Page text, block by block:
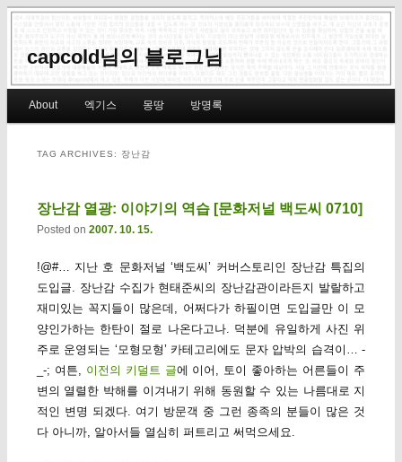
capcold님의 블로그님
Skip to primary content
Skip to secondary content
About 엑기스 몽땅 방명록
TAG ARCHIVES: 장난감
장난감 열광: 이야기의 역습 [문화저널 백도씨 0710]
Posted on 2007. 10. 15.
!@#… 지난 호 문화저널 ‘백도씨’ 커버스토리인 장난감 특집의
도입글. 장난감 수집가 현태준씨의 장난감관이라든지 발랄하고
재미있는 꼭지들이 많은데, 어쩌다가 하필이면 도입글만 이 모
양인가하는 한탄이 절로 나온다고나. 덕분에 유일하게 사진 위
주로 운영되는 ‘모형모형’ 카테고리에도 문자 압박의 습격이… -
_-; 여튼, 이전의 키덜트 글에 이어, 토이 좋아하는 어른들이 주
변의 열렬한 박해를 이겨내기 위해 동원할 수 있는 나름대로 지
적인 변명 되겠다. 여기 방문객 중 그런 종족의 분들이 많은 것
다 아니까, 알아서들 열심히 퍼트리고 써먹으세요.